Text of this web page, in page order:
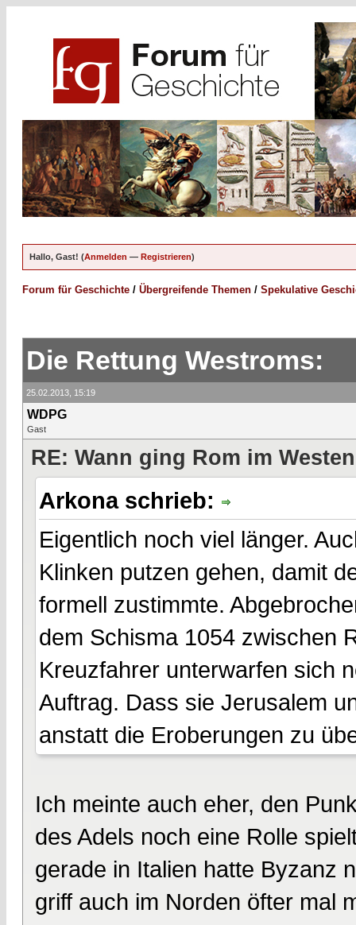
Hallo, Gast! (Anmelden — Registrieren)
Forum für Geschichte / Übergreifende Themen / Spekulative
Die Rettung Westroms:
25.02.2013, 15:19
WDPG
Gast
RE: Wann ging Rom im
Arkona schrieb:
Eigentlich noch viel länger.
Klinken putzen gehen, damit
formell zustimmte.
dem Schisma 1054 zwischen
Kreuzfahrer unterwarfen sich
Auftrag. Dass sie Jerusalem
anstatt die Eroberungen zu
Ich meinte auch eher, den
des Adels noch eine Rolle
gerade in Italien hatte Byzanz
griff auch im Norden öfter mal